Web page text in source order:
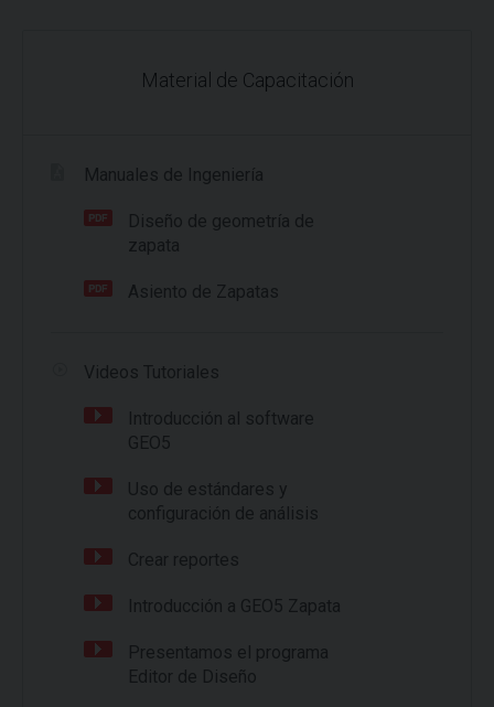
Material de Capacitación
Manuales de Ingeniería
Diseño de geometría de
zapata
Asiento de Zapatas
Videos Tutoriales
Introducción al software
GEO5
Uso de estándares y
configuración de análisis
Crear reportes
Introducción a GEO5 Zapata
Presentamos el programa
Editor de Diseño